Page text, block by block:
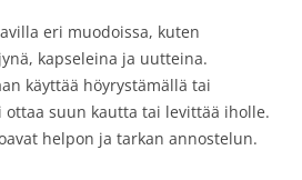
eri muodoissa, kuten
kapseleina ja uutteina.
käyttää höyrystämällä tai
ottaa suun kautta tai levittää iholle.
helpon ja tarkan annostelun.